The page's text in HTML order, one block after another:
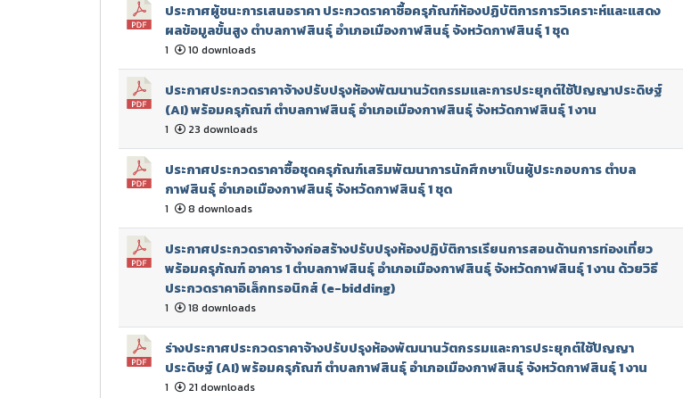
ประกาศผู้ชนะการเสนอราคา ประกวดราคาซื้อครุภัณฑ์ห้องปฏิบัติการการวิเคราะห์และแสดง
ผลข้อมูลขั้นสูง ตำบลกาฬสินธุ์ อำเภอเมืองกาฬสินธุ์ จังหวัดกาฬสินธุ์ 1 ชุด
1 10 downloads
ประกาศประกวดราคาจ้างปรับปรุงห้องพัฒนานวัตกรรมและการประยุกต์ใช้ปัญญาประดิษฐ์
(AI) พร้อมครุภัณฑ์ ตำบลกาฬสินธุ์ อำเภอเมืองกาฬสินธุ์ จังหวัดกาฬสินธุ์ 1 งาน
1 23 downloads
ประกาศประกวดราคาซื้อชุดครุภัณฑ์เสริมพัฒนาการนักศึกษาเป็นผู้ประกอบการ ตำบล
กาฬสินธุ์ อำเภอเมืองกาฬสินธุ์ จังหวัดกาฬสินธุ์ 1 ชุด
1 8 downloads
ประกาศประกวดราคาจ้างก่อสร้างปรับปรุงห้องปฏิบัติการเรียนการสอนด้านการท่องเที่ยว
พร้อมครุภัณฑ์ อาคาร 1 ตำบลกาฬสินธุ์ อำเภอเมืองกาฬสินธุ์ จังหวัดกาฬสินธุ์ 1 งาน ด้วยวิธี
ประกวดราคาอิเล็กทรอนิกส์ (e-bidding)
1 18 downloads
ร่างประกาศประกวดราคาจ้างปรับปรุงห้องพัฒนานวัตกรรมและการประยุกต์ใช้ปัญญา
ประดิษฐ์ (AI) พร้อมครุภัณฑ์ ตำบลกาฬสินธุ์ อำเภอเมืองกาฬสินธุ์ จังหวัดกาฬสินธุ์ 1 งาน
1 21 downloads